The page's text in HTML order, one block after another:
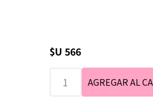
$U 566